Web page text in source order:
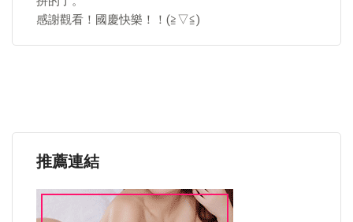
感謝觀看！國慶快樂！！(≧▽≦)
推薦連結